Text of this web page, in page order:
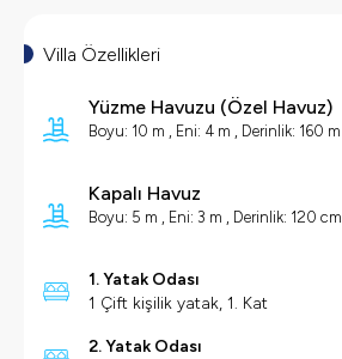
Villa Özellikleri
Yüzme Havuzu (Özel Havuz)
Boyu: 10 m , Eni: 4 m , Derinlik: 160 m
Kapalı Havuz
Boyu: 5 m , Eni: 3 m , Derinlik: 120 cm
1. Yatak Odası
1 Çift kişilik yatak, 1. Kat
2. Yatak Odası